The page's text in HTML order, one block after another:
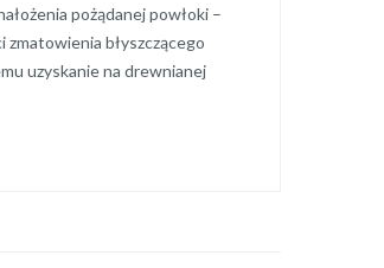
pożądanej powłoki –
błyszczącego
uzyskanie na drewnianej